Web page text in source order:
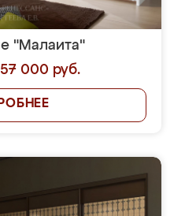
"Малаита"
000 руб.